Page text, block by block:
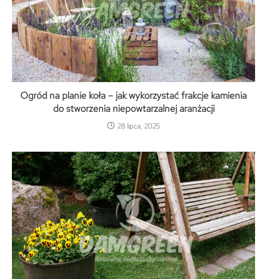
Ogród na planie koła – jak wykorzystać frakcje kamienia
do stworzenia niepowtarzalnej aranżacji
28 lipca, 2025